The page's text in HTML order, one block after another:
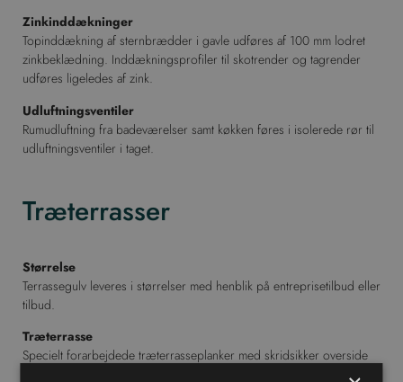
Zinkinddækninger
Topinddækning af sternbrædder i gavle udføres af 100 mm lodret
zinkbeklædning. Inddækningsprofiler til skotrender og tagrender
udføres ligeledes af zink.
Udluftningsventiler
Rumudluftning fra badeværelser samt køkken føres i isolerede rør til
udluftningsventiler i taget.
Træterrasser
Størrelse
Terrassegulv leveres i størrelser med henblik på entreprisetilbud eller
tilbud.
Træterrasse
Specielt forarbejdede træterrasseplanker med skridsikker overside
leveres i dimision 28 x 145 mm terrassebrædder med riller i brun